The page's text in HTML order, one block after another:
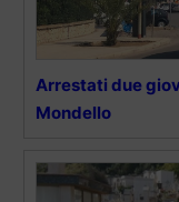
Arrestati due
Mondello